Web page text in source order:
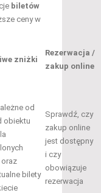
biletów
ceny w
zniżki
Rezerwacja /
zakup online
od
obiektu
bilety
Sprawdź, czy
zakup online
jest dostępny
i czy
obowiązuje
rezerwacja